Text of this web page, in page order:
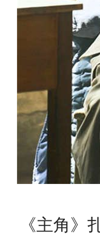
《主角》